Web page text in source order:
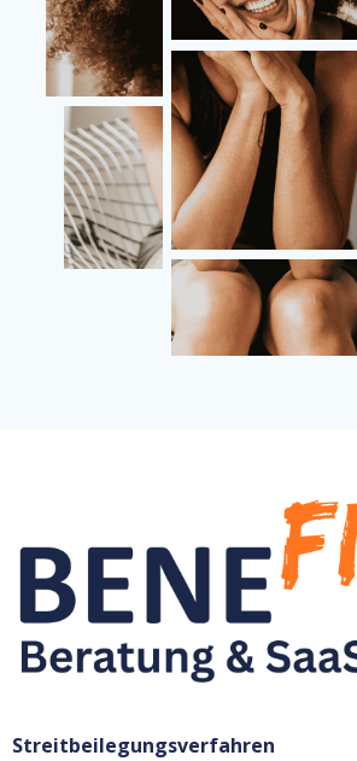
Streitbeilegungsverfahren